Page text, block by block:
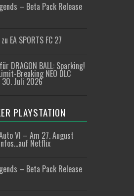
– Beta Pack Release
EA SPORTS FC 27
DRAGON BALL: Sparking!
Breaking NEO DLC
Juli 2026
PLAYSTATION
VI – Am 27. August
Netflix
– Beta Pack Release